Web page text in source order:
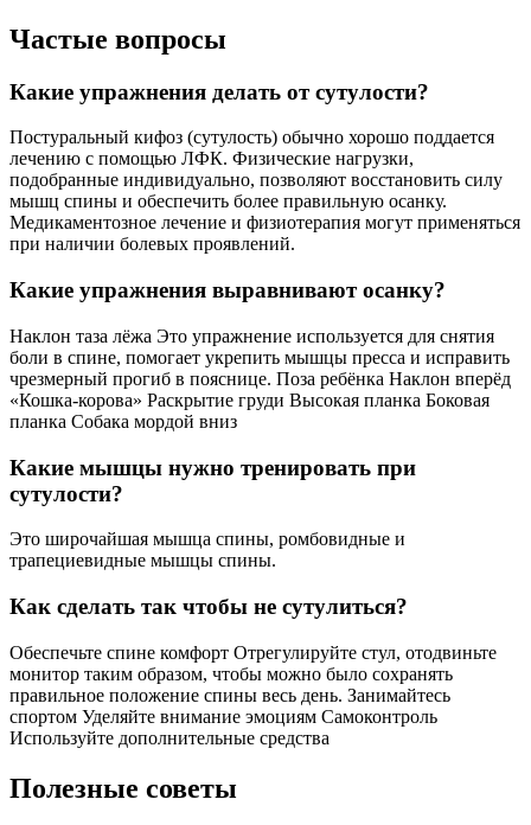
Частые вопросы
Какие упражнения делать от сутулости?
Постуральный кифоз (сутулость) обычно хорошо поддается
лечению с помощью ЛФК. Физические нагрузки,
подобранные индивидуально, позволяют восстановить силу
мышц спины и обеспечить более правильную осанку.
Медикаментозное лечение и физиотерапия могут применяться
при наличии болевых проявлений.
Какие упражнения выравнивают осанку?
Наклон таза лёжа Это упражнение используется для снятия
боли в спине, помогает укрепить мышцы пресса и исправить
чрезмерный прогиб в пояснице. Поза ребёнка Наклон вперёд
«Кошка-корова» Раскрытие груди Высокая планка Боковая
планка Собака мордой вниз
Какие мышцы нужно тренировать при
сутулости?
Это широчайшая мышца спины, ромбовидные и
трапециевидные мышцы спины.
Как сделать так чтобы не сутулиться?
Обеспечьте спине комфорт Отрегулируйте стул, отодвиньте
монитор таким образом, чтобы можно было сохранять
правильное положение спины весь день. Занимайтесь
спортом Уделяйте внимание эмоциям Самоконтроль
Используйте дополнительные средства
Полезные советы